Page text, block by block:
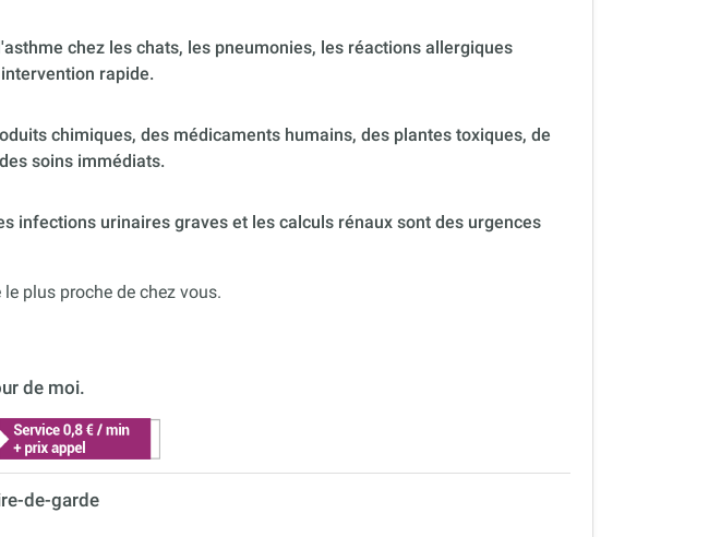
chez les chats, les pneumonies, les réactions allergiques
rapide.
chimiques, des médicaments humains, des plantes toxiques, de
soins immédiats.
infections urinaires graves et les calculs rénaux sont des urgences
plus proche de chez vous.
de moi.
de-garde